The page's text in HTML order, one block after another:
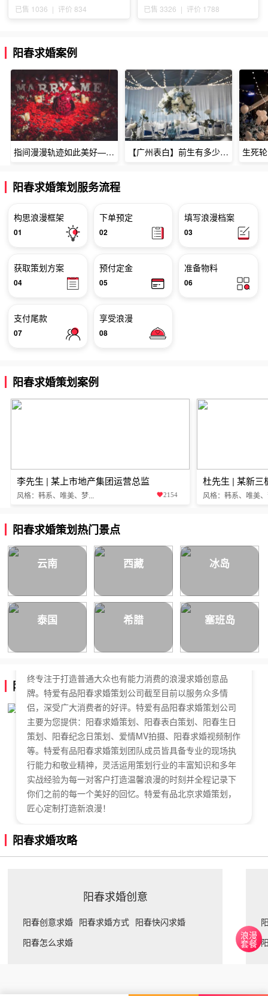
已售 1036 | 评价 834 已售 3326 | 评价 1788
阳春求婚案例
指间漫漫轨迹如此美好——深圳烈焰玫瑰生日惊喜 【广州表白】前生有多少未尽的缘7张
阳春求婚策划服务流程
构思浪漫框架
01
下单预定
02
填写浪漫档案
03
获取策划方案
04
预付定金
05
准备物料
06
支付尾款
07
享受浪漫
08
阳春求婚策划案例
李先生 | 某上市地产集团运营总监
风格：韩系、唯美、梦... 2154
杜先生 | 某新三
风格：韩系、唯美
阳春求婚策划热门景点
云南 西藏 冰岛
泰国 希腊 塞班岛
阳春求婚策划公司简介
特爱有品阳春求婚策划公司，于2018年正式成立，是国内
终专注于打造普通大众也有能力消费的浪漫求婚创意品
牌。特爱有品阳春求婚策划公司截至目前以服务众多情
侣，深受广大消费者的好评。特爱有品阳春求婚策划公司
主要为您提供：阳春求婚策划、阳春表白策划、阳春生日
策划、阳春纪念日策划、爱情MV拍摄、阳春求婚视频制作
等。特爱有品阳春求婚策划团队成员皆具备专业的现场执
行能力和敬业精神，灵活运用策划行业的丰富知识和多年
实战经验为每一对客户打造温馨浪漫的时刻并全程记录下
你们之前的每一个美好的回忆。特爱有品北京求婚策划，
匠心定制打造新浪漫！
阳春求婚攻略
阳春求婚创意
阳春创意求婚 阳春求婚方式 阳春快闪求婚
阳春怎么求婚
浪漫
套餐